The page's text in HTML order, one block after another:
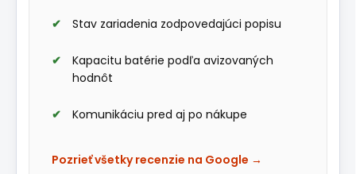
Stav zariadenia zodpovedajúci popisu
Kapacitu batérie podľa avizovaných
hodnôt
Komunikáciu pred aj po nákupe
Pozrieť všetky recenzie na Google →